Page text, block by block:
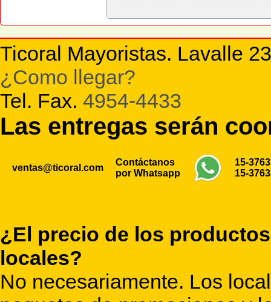
Ticoral Mayoristas. Lavalle
¿Como llegar?
Tel. Fax. 4954-4433
Las entregas serán
ventas@ticoral.com
Contáctanos
por Whatsapp
15-
15-
¿El precio de los
locales?
No necesariamente. Los